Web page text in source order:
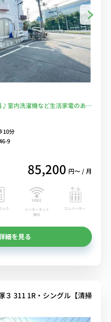
♪室内洗濯機など生活家電のある
クトアクセス■選べるWi-Fi格安
10分
9
85,200 円〜 / 月
ック
インターネット
無料
エレベーター
細を見る
３ 311 1R・シングル【清掃